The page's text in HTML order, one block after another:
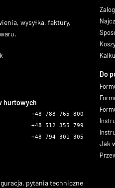
wysyłka, faktury,
hurtowych
+48 788 765 800
+48 512 355 799
+48 794 301 305
pytania techniczne
Do
Jak